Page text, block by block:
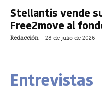
Stellantis vende
Free2move al
Redacción - 28 de julio de 2026
Entrevistas